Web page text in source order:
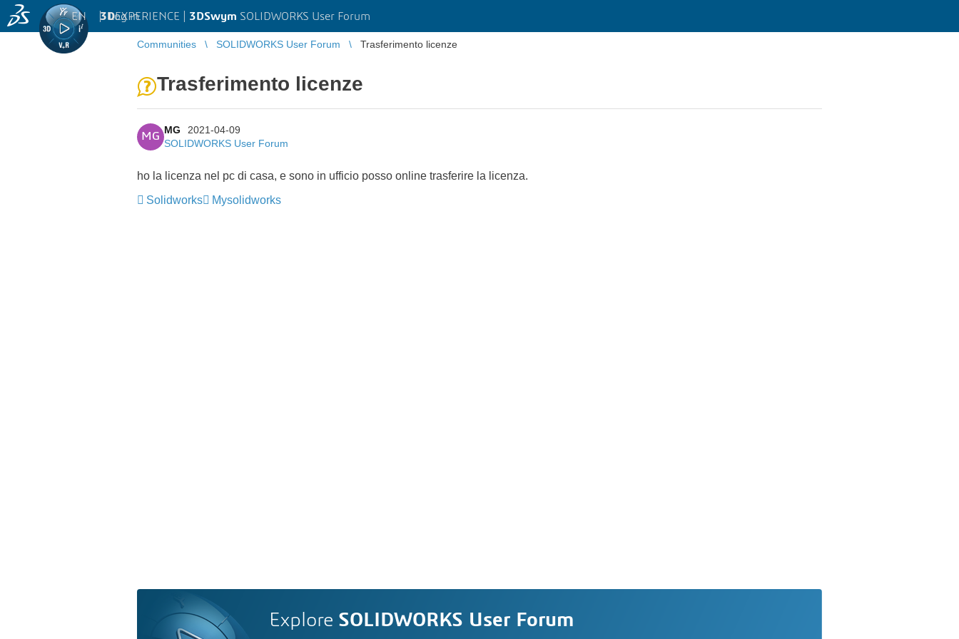
3DEXPERIENCE | 3DSwym SOLIDWORKS User Forum
EN | Log in
Communities SOLIDWORKS User Forum Trasferimento licenze
Trasferimento licenze
MG
MG
2021-04-09
SOLIDWORKS User Forum
ho la licenza nel pc di casa, e sono in ufficio posso online trasferire la licenza.
Solidworks
Mysolidworks
Explore SOLIDWORKS User Forum